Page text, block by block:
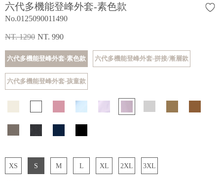
六代多機能登峰外套-素色款
No.0125090011490
NT. 1290 NT. 990
六代多機能登峰外套-素色款 六代多機能登峰外套-拼接/漸層款
六代多機能登峰外套-孩童款
XS S M L XL 2XL 3XL